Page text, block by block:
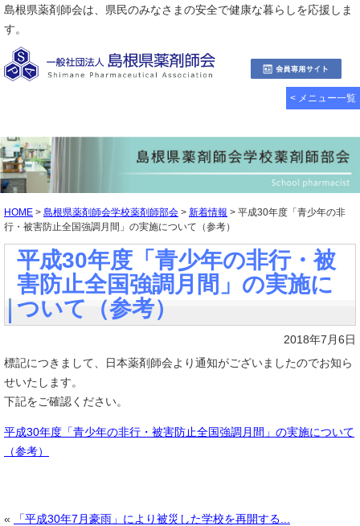
島根県薬剤師会は、県民のみなさまの安全で健康な暮らしを応援しま
す。
< メニュー一覧
HOME > 島根県薬剤師会学校薬剤師部会 > 新着情報 > 平成30年度「青少年の非
行・被害防止全国強調月間」の実施について（参考）
平成30年度「青少年の非行・被
害防止全国強調月間」の実施に
ついて（参考）
2018年7月6日
標記につきまして、日本薬剤師会より通知がございましたのでお知ら
せいたします。
下記をご確認ください。
平成30年度「青少年の非行・被害防止全国強調月間」の実施について
（参考）
«
「平成30年7月豪雨」により被災した学校を再開する...